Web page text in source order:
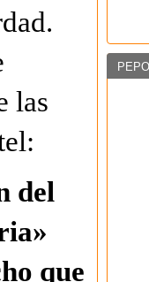
las
del
que